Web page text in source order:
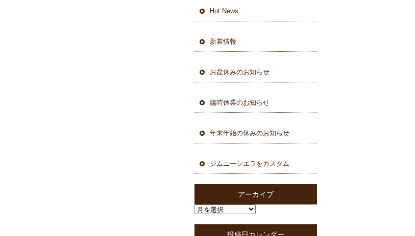
Hot News
新着情報
お盆休みのお知らせ
臨時休業のお知らせ
年末年始の休みのお知らせ
ジムニーシエラをカスタム
アーカイブ